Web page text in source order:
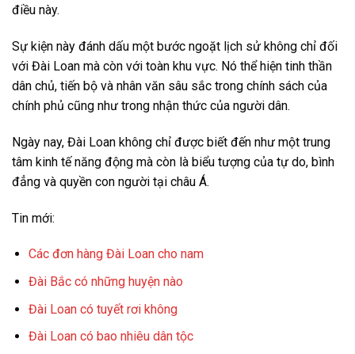
điều này.
Sự kiện này đánh dấu một bước ngoặt lịch sử không chỉ đối
với Đài Loan mà còn với toàn khu vực. Nó thể hiện tinh thần
dân chủ, tiến bộ và nhân văn sâu sắc trong chính sách của
chính phủ cũng như trong nhận thức của người dân.
Ngày nay, Đài Loan không chỉ được biết đến như một trung
tâm kinh tế năng động mà còn là biểu tượng của tự do, bình
đẳng và quyền con người tại châu Á.
Tin mới:
Các đơn hàng Đài Loan cho nam
Đài Bắc có những huyện nào
Đài Loan có tuyết rơi không
Đài Loan có bao nhiêu dân tộc